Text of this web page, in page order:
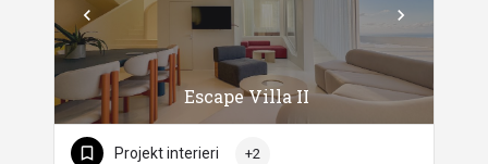
Escape Villa II
Projekt interieri +2